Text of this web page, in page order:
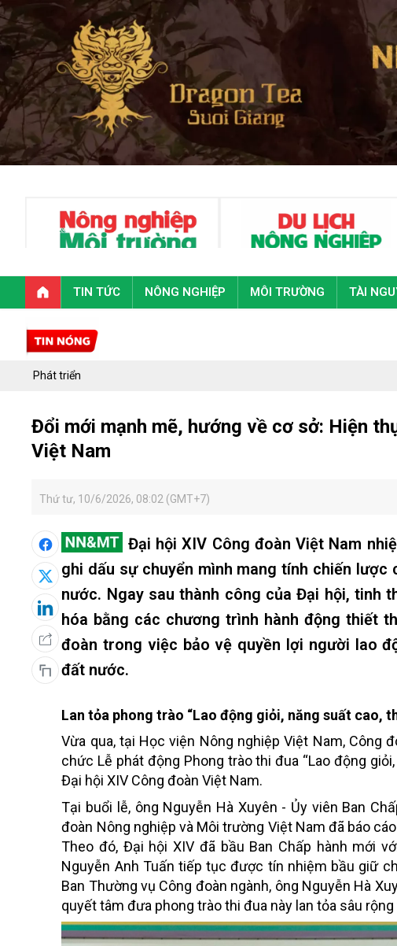
TIN TỨC NÔNG NGHIỆP MÔI TRƯỜNG TÀI
Phát triển
Đổi mới mạnh mẽ, hướng về cơ sở: Hiện
Việt Nam
Thứ tư, 10/6/2026, 08:02 (GMT+7)
Đại hội XIV Công đoàn Việt Nam
ghi dấu sự chuyển mình mang tính chiến
nước. Ngay sau thành công của Đại hội, tinh
hóa bằng các chương trình hành động thiết
đoàn trong việc bảo vệ quyền lợi người lao
đất nước.
Lan tỏa phong trào “Lao động giỏi, năng suất cao,
Vừa qua, tại Học viện Nông nghiệp Việt Nam, Công
chức Lễ phát động Phong trào thi đua “Lao động
Đại hội XIV Công đoàn Việt Nam.
Tại buổi lễ, ông Nguyễn Hà Xuyên - Ủy viên Ban
đoàn Nông nghiệp và Môi trường Việt Nam đã báo
Theo đó, Đại hội XIV đã bầu Ban Chấp hành mới
Nguyễn Anh Tuấn tiếp tụcđược tín nhiệm bầu giữ
Ban Thường vụ Công đoàn ngành, ông Nguyễn Hà
quyết tâm đưa phong trào thi đua này lan tỏa sâu